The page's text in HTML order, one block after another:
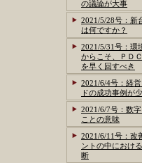
の議論が大事
2021/5/28号：新
は何ですか？
2021/5/31号：環
からこそ、ＰＤ
を早く回すべき
2021/6/4号：経
ドの成功事例が
2021/6/7号：数
ことの意味
2021/6/11号：改
ントの中におけ
断